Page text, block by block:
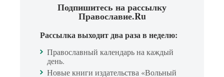
Подпишитесь на рассылку
Православие.Ru
Рассылка выходит два раза в неделю:
Православный календарь на каждый
день.
Новые книги издательства «Вольный